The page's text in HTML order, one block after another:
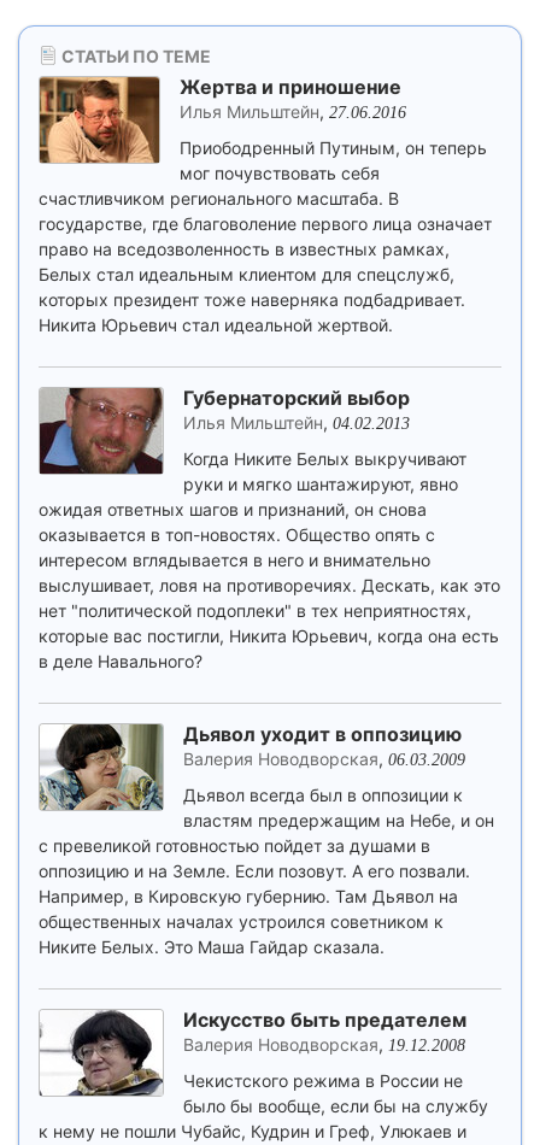
СТАТЬИ ПО ТЕМЕ
Жертва и приношение
Илья Мильштейн, 27.06.2016
Приободренный Путиным, он теперь
мог почувствовать себя
счастливчиком регионального масштаба. В
государстве, где благоволение первого лица означает
право на вседозволенность в известных рамках,
Белых стал идеальным клиентом для спецслужб,
которых президент тоже наверняка подбадривает.
Никита Юрьевич стал идеальной жертвой.
Губернаторский выбор
Илья Мильштейн, 04.02.2013
Когда Никите Белых выкручивают
руки и мягко шантажируют, явно
ожидая ответных шагов и признаний, он снова
оказывается в топ-новостях. Общество опять с
интересом вглядывается в него и внимательно
выслушивает, ловя на противоречиях. Дескать, как это
нет "политической подоплеки" в тех неприятностях,
которые вас постигли, Никита Юрьевич, когда она есть
в деле Навального?
Дьявол уходит в оппозицию
Валерия Новодворская, 06.03.2009
Дьявол всегда был в оппозиции к
властям предержащим на Небе, и он
с превеликой готовностью пойдет за душами в
оппозицию и на Земле. Если позовут. А его позвали.
Например, в Кировскую губернию. Там Дьявол на
общественных началах устроился советником к
Никите Белых. Это Маша Гайдар сказала.
Искусство быть предателем
Валерия Новодворская, 19.12.2008
Чекистского режима в России не
было бы вообще, если бы на службу
к нему не пошли Чубайс, Кудрин и Греф, Улюкаев и